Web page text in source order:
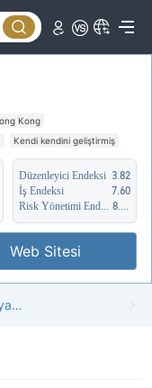
Kong
Kendi kendini geliştirmiş
Düzenleyici Endeksi 3.82
İş Endeksi
7.60
Web Sitesi
PRIME CDEX Hong Kong'daki Ziyaret - Ofis Bulundu